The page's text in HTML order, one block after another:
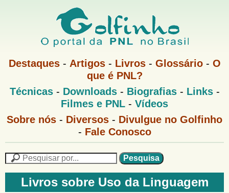
Pular
para
o
principal
G
f
i
n
h
M
u
Destaques- Artigos- Livros- Glossário- O
que é PNL?
M
e
P
Técnicas- Downloads- Biografias- Links-
Filmes e PNL - Vídeos
G
n
Sobre nós - Diversos - Divulgue no Golfinho
- Fale Conosco
F
e
Livros sobre Uso da Linguagem